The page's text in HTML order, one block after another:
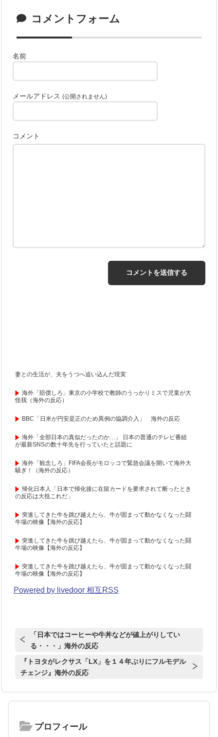
コメントフォーム
名前
メールアドレス(公開されません)
コメント
妻との生活が、夫をうつへ追い込んだ現実
海外「賠償しろ」東京の小学校で教師のうっかりミスで児童が大
怪我（海外の反応）
BBC「日米が円安是正のため異例の協調介入」 海外の反応
海外「全部日本の真似だったのか…」 日本の普通のテレビ番組
が最新SNSの数十年先を行っていたと話題に
海外「観念しろ」FIFA会長がモロッコで緊急会議を開いて海外大
騒ぎ！（海外の反応）
帰化日本人「日本で帰化後に在留カードを要求されて断ったとき
の反応は大抵これだ」
突進してきた牛を跳び越えたら、牛が固まって動かなくなった闘
牛場の映像【海外の反応】
突進してきた牛を跳び越えたら、牛が固まって動かなくなった闘
牛場の映像【海外の反応】
突進してきた牛を跳び越えたら、牛が固まって動かなくなった闘
牛場の映像【海外の反応】
Powered by livedoor 相互RSS
「日本ではコーヒーや牛丼などが値上がりしてい
る・・・」海外の反応
『トヨタがレクサス「LX」を１４年ぶりにフルモデル
チェンジ』海外の反応
プロフィール